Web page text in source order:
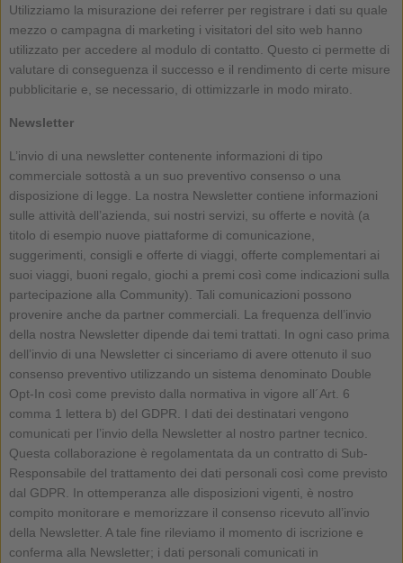
Utilizziamo la misurazione dei referrer per registrare i dati su quale
mezzo o campagna di marketing i visitatori del sito web hanno
utilizzato per accedere al modulo di contatto. Questo ci permette di
valutare di conseguenza il successo e il rendimento di certe misure
pubblicitarie e, se necessario, di ottimizzarle in modo mirato.
Newsletter
L’invio di una newsletter contenente informazioni di tipo
commerciale sottostà a un suo preventivo consenso o una
disposizione di legge. La nostra Newsletter contiene informazioni
sulle attività dell’azienda, sui nostri servizi, su offerte e novità (a
titolo di esempio nuove piattaforme di comunicazione,
suggerimenti, consigli e offerte di viaggi, offerte complementari ai
suoi viaggi, buoni regalo, giochi a premi così come indicazioni sulla
partecipazione alla Community). Tali comunicazioni possono
provenire anche da partner commerciali. La frequenza dell’invio
della nostra Newsletter dipende dai temi trattati. In ogni caso prima
dell’invio di una Newsletter ci sinceriamo di avere ottenuto il suo
consenso preventivo utilizzando un sistema denominato Double
Opt-In così come previsto dalla normativa in vigore all´Art. 6
comma 1 lettera b) del GDPR. I dati dei destinatari vengono
comunicati per l’invio della Newsletter al nostro partner tecnico.
Questa collaborazione è regolamentata da un contratto di Sub-
Responsabile del trattamento dei dati personali così come previsto
dal GDPR. In ottemperanza alle disposizioni vigenti, è nostro
compito monitorare e memorizzare il consenso ricevuto all’invio
della Newsletter. A tale fine rileviamo il momento di iscrizione e
conferma alla Newsletter; i dati personali comunicati in